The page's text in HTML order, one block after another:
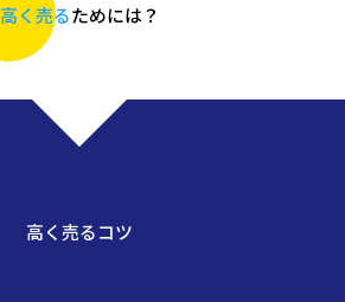
高く売るためには？
高く売るコツ